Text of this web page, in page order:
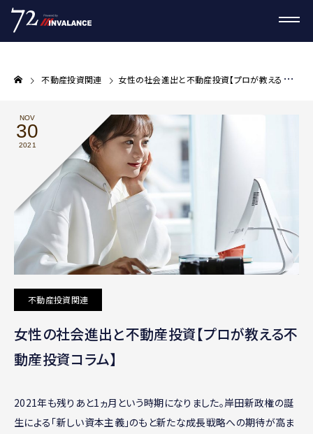
不動産投資関連 女性の社会進出と不動産投資【プロが教える不動産投資コラム】
NOV
30
2021
不動産投資関連
女性の社会進出と不動産投資【プロが教える不
動産投資コラム】
2021年も残りあと1ヵ月という時期になりました。岸田新政権の誕
生による「新しい資本主義」のもと新たな成長戦略への期待が高ま